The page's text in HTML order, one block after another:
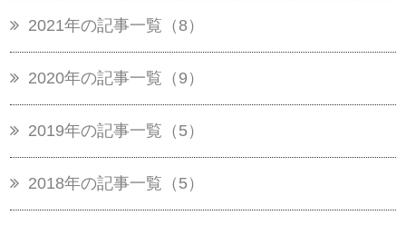
2021年の記事一覧（8）
2020年の記事一覧（9）
2019年の記事一覧（5）
2018年の記事一覧（5）